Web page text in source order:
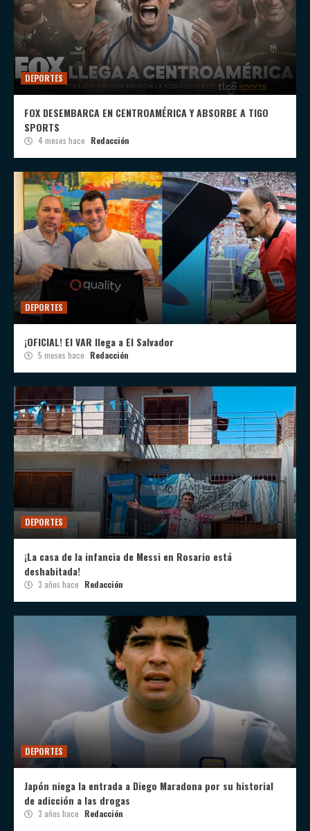
DEPORTES
FOX DESEMBARCA EN CENTROAMÉRICA Y ABSORBE A TIGO
SPORTS
4 meses hace Redacción
DEPORTES
¡OFICIAL! El VAR llega a El Salvador
5 meses hace Redacción
DEPORTES
¡La casa de la infancia de Messi en Rosario está
deshabitada!
3 años hace Redacción
DEPORTES
Japón niega la entrada a Diego Maradona por su historial
de adicción a las drogas
3 años hace Redacción